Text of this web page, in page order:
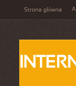
Strona główna